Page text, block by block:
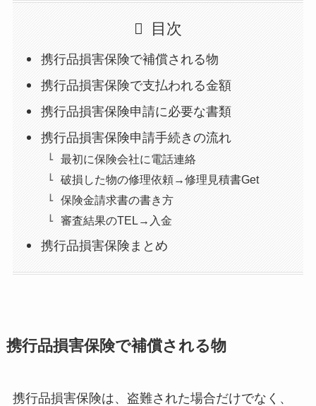
目次
携行品損害保険で補償される物
携行品損害保険で支払われる金額
携行品損害保険申請に必要な書類
携行品損害保険申請手続きの流れ
最初に保険会社に電話連絡
破損した物の修理依頼→修理見積書Get
保険金請求書の書き方
審査結果のTEL→入金
携行品損害保険まとめ
携行品損害保険で補償される物
携行品損害保険は、盗難された場合だけでなく、